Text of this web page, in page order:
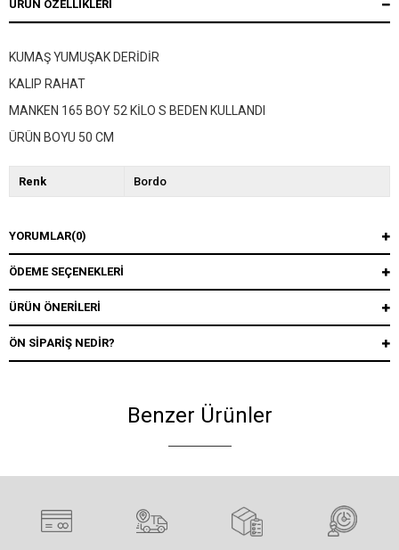
ÜRÜN ÖZELLIKLERI
KUMAŞ YUMUŞAK DERİDİR
KALIP RAHAT
MANKEN 165 BOY 52 KİLO S BEDEN KULLANDI
ÜRÜN BOYU 50 CM
Renk Bordo
YORUMLAR(0)
ÖDEME SEÇENEKLERI
ÜRÜN ÖNERILERI
ÖN SIPARIŞ NEDIR?
Benzer Ürünler